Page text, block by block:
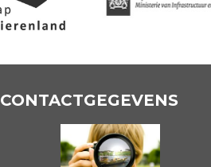
CONTACTGEGEVENS